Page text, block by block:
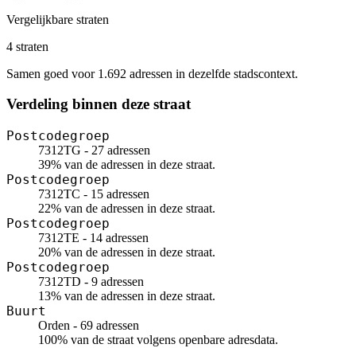
Vergelijkbare straten
4 straten
Samen goed voor 1.692 adressen in dezelfde stadscontext.
Verdeling binnen deze straat
Postcodegroep
7312TG - 27 adressen
39% van de adressen in deze straat.
Postcodegroep
7312TC - 15 adressen
22% van de adressen in deze straat.
Postcodegroep
7312TE - 14 adressen
20% van de adressen in deze straat.
Postcodegroep
7312TD - 9 adressen
13% van de adressen in deze straat.
Buurt
Orden - 69 adressen
100% van de straat volgens openbare adresdata.